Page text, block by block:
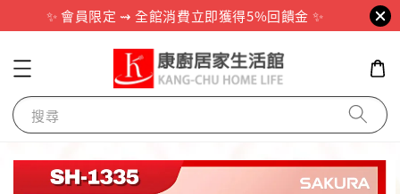
✨ 會員限定 ⇝ 全館消費立即獲得5%回饋金 ✨
搜尋